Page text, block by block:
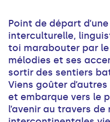
Point de départ
interculturelle,
toi marabouter par
mélodies et ses
sortir des sentiers
Viens goûter
et embarque vers le
l’avenir au travers